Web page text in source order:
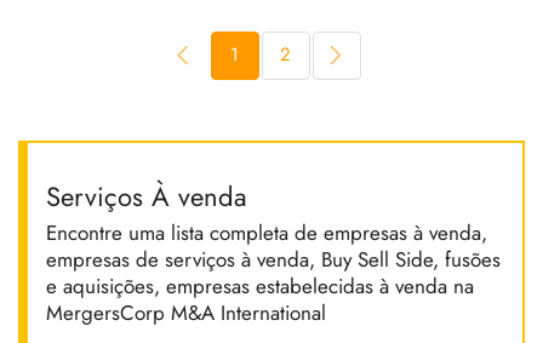
1 2
Serviços À venda
Encontre uma lista completa de empresas à venda,
empresas de serviços à venda, Buy Sell Side, fusões
e aquisições, empresas estabelecidas à venda na
MergersCorp M&A International